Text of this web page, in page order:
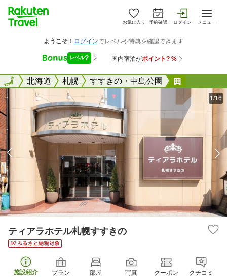
お気に入り 予約確認 ログイン メニュー
全国北海道 札幌 すすきの・中島公園
全国
1/16
ティアラホテル札幌すすきの
施設紹介 プラン 部屋 写真 クーポン クチコミ